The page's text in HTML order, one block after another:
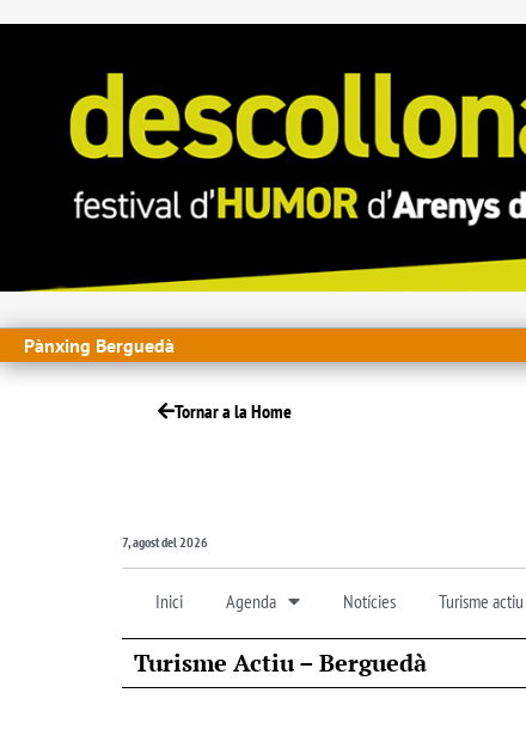
Pànxing Berguedà
Tornar a la Home
7, agost del 2026
Inici Agenda Notícies Turisme actiu
Turisme Actiu – Berguedà